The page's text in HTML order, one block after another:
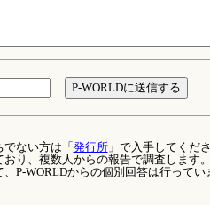
でない方は「 発行所」で入手してくだ
おり、複数人からの報告で調査します
、P-WORLDからの個別回答は行ってい